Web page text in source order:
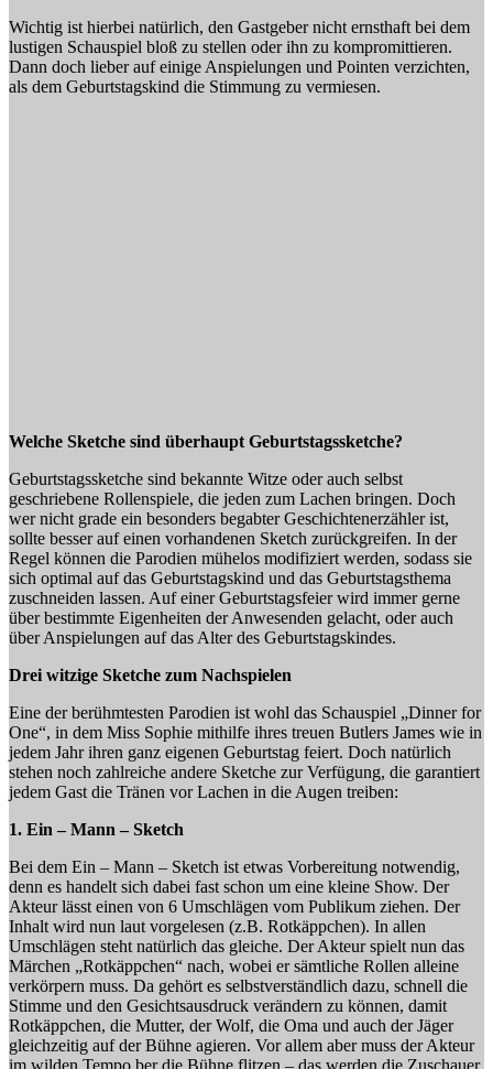
Wichtig ist hierbei natürlich, den Gastgeber nicht ernsthaft bei dem
lustigen Schauspiel bloß zu stellen oder ihn zu kompromittieren.
Dann doch lieber auf einige Anspielungen und Pointen verzichten,
als dem Geburtstagskind die Stimmung zu vermiesen.
Welche Sketche sind überhaupt Geburtstagssketche?
Geburtstagssketche sind bekannte Witze oder auch selbst
geschriebene Rollenspiele, die jeden zum Lachen bringen. Doch
wer nicht grade ein besonders begabter Geschichtenerzähler ist,
sollte besser auf einen vorhandenen Sketch zurückgreifen. In der
Regel können die Parodien mühelos modifiziert werden, sodass sie
sich optimal auf das Geburtstagskind und das Geburtstagsthema
zuschneiden lassen. Auf einer Geburtstagsfeier wird immer gerne
über bestimmte Eigenheiten der Anwesenden gelacht, oder auch
über Anspielungen auf das Alter des Geburtstagskindes.
Drei witzige Sketche zum Nachspielen
Eine der berühmtesten Parodien ist wohl das Schauspiel „Dinner for
One“, in dem Miss Sophie mithilfe ihres treuen Butlers James wie in
jedem Jahr ihren ganz eigenen Geburtstag feiert. Doch natürlich
stehen noch zahlreiche andere Sketche zur Verfügung, die garantiert
jedem Gast die Tränen vor Lachen in die Augen treiben:
1. Ein – Mann – Sketch
Bei dem Ein – Mann – Sketch ist etwas Vorbereitung notwendig,
denn es handelt sich dabei fast schon um eine kleine Show. Der
Akteur lässt einen von 6 Umschlägen vom Publikum ziehen. Der
Inhalt wird nun laut vorgelesen (z.B. Rotkäppchen). In allen
Umschlägen steht natürlich das gleiche. Der Akteur spielt nun das
Märchen „Rotkäppchen“ nach, wobei er sämtliche Rollen alleine
verkörpern muss. Da gehört es selbstverständlich dazu, schnell die
Stimme und den Gesichtsausdruck verändern zu können, damit
Rotkäppchen, die Mutter, der Wolf, die Oma und auch der Jäger
gleichzeitig auf der Bühne agieren. Vor allem aber muss der Akteur
im wilden Tempo ber die Bühne flitzen – das werden die Zuschauer